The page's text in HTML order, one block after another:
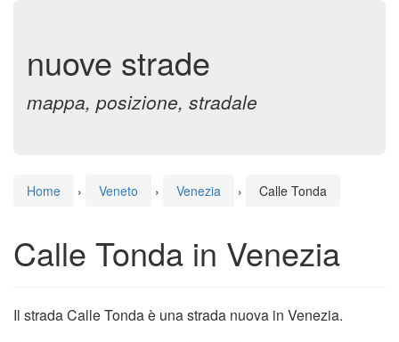
nuove strade
mappa, posizione, stradale
Home › Veneto › Venezia › Calle Tonda
Calle Tonda in Venezia
Il strada Calle Tonda è una strada nuova in Venezia.